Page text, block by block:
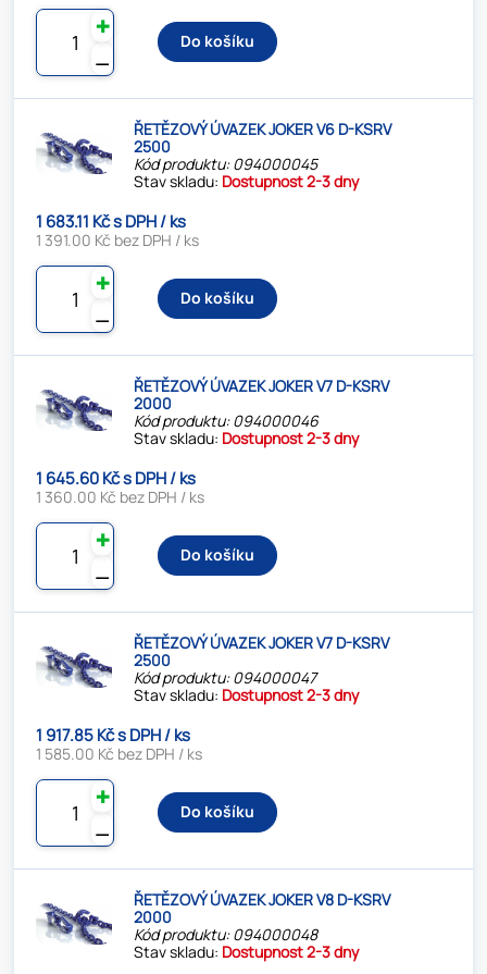
⚊
✚
Do košíku
ŘETĚZOVÝ ÚVAZEK JOKER V6 D-KSRV
2500
Kód produktu: 094000045
Stav skladu: Dostupnost 2-3 dny
1 683.11 Kč s DPH / ks
1 391.00 Kč bez DPH / ks
⚊
✚
Do košíku
ŘETĚZOVÝ ÚVAZEK JOKER V7 D-KSRV
2000
Kód produktu: 094000046
Stav skladu: Dostupnost 2-3 dny
1 645.60 Kč s DPH / ks
1 360.00 Kč bez DPH / ks
⚊
✚
Do košíku
ŘETĚZOVÝ ÚVAZEK JOKER V7 D-KSRV
2500
Kód produktu: 094000047
Stav skladu: Dostupnost 2-3 dny
1 917.85 Kč s DPH / ks
1 585.00 Kč bez DPH / ks
⚊
✚
Do košíku
ŘETĚZOVÝ ÚVAZEK JOKER V8 D-KSRV
2000
Kód produktu: 094000048
Stav skladu: Dostupnost 2-3 dny